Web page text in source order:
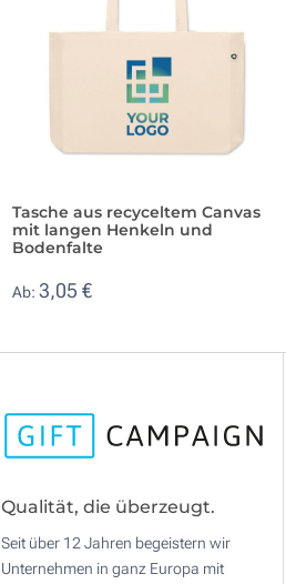
Tasche aus recyceltem Canvas
mit langen Henkeln und
Bodenfalte
Ab: 3,05 €
Qualität, die überzeugt.
Seit über 12 Jahren begeistern wir
Unternehmen in ganz Europa mit